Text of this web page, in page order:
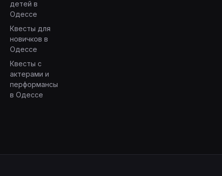
детей в
Одессе
Квесты для
новичков в
Одессе
Квесты с
актерами и
перформансы
в Одессе